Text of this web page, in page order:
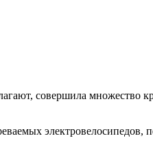
совершила множество